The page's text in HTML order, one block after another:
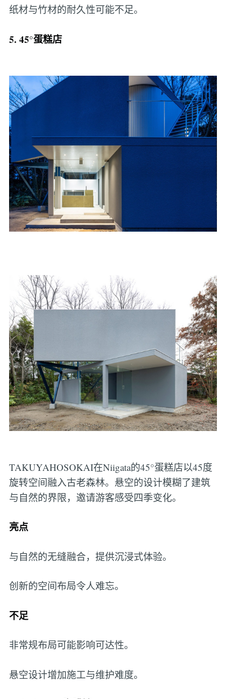
纸材与竹材的耐久性可能不足。
5. 45°蛋糕店
TAKUYAHOSOKAI在Niigata的45°蛋糕店以45度
旋转空间融入古老森林。悬空的设计模糊了建筑
与自然的界限，邀请游客感受四季变化。
亮点
与自然的无缝融合，提供沉浸式体验。
创新的空间布局令人难忘。
不足
非常规布局可能影响可达性。
悬空设计增加施工与维护难度。